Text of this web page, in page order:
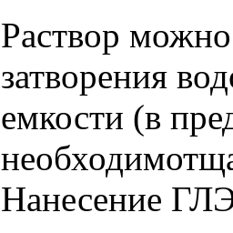
Раствор можно
затворения
емкости (в
Нанесение